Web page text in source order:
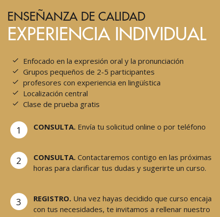
ENSEÑANZA DE CALIDAD
EXPERIENCIA INDIVIDUAL
Enfocado en la expresión oral y la pronunciación
Grupos pequeños de 2-5 participantes
profesores con experiencia en lingüística
Localización central
Clase de prueba gratis
1 CONSULTA. Envía tu solicitud online o por teléfono
2 CONSULTA. Contactaremos contigo en las próximas
horas para clarificar tus dudas y sugerirte un curso.
3 REGISTRO. Una vez hayas decidido que curso encaja
con tus necesidades, te invitamos a rellenar nuestro